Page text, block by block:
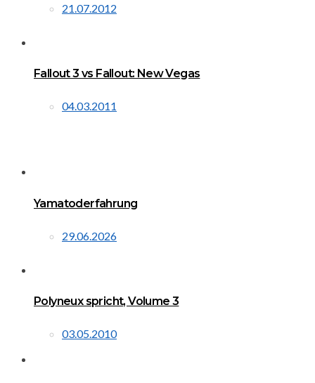
21.07.2012
Fallout 3 vs Fallout: New Vegas
04.03.2011
Yamatoderfahrung
29.06.2026
Polyneux spricht, Volume 3
03.05.2010